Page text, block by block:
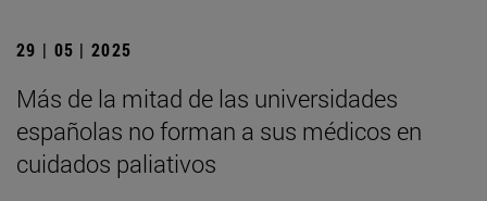
29 | 05 | 2025
Más de la mitad de las universidades
españolas no forman a sus médicos en
cuidados paliativos